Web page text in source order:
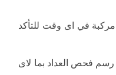
مركبة في اى وقت للتأكد
رسم فحص العداد بما لای